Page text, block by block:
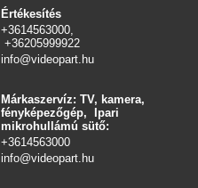
Értékesítés
+3614563000,
+36205999922
info@videopart.hu
Márkaszervíz: TV, kamera,
fényképezőgép, Ipari
mikrohullámú sütő:
+3614563000
info@videopart.hu